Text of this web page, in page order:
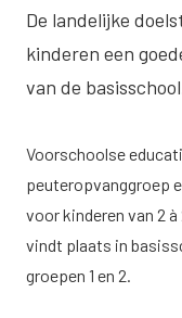
De landelijke
kinderen een
van de
Voorschoolse
peuteropvanggroep
voor kinderen van 2
vindt plaats in
groepen 1 en 2.